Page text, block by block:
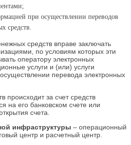
при осуществлении переводов
средств.
средств вправе заключать
по условиям которых эти
оператору электронных
услуги и (или) услуги
перевода электронных
происходит за счет средств
на его банковском счете или
счета.
инфраструктуры – операционный
центр и расчетный центр.